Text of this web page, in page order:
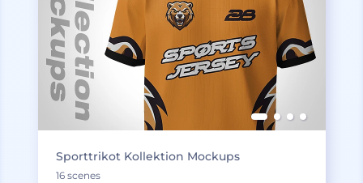
Sporttrikot Kollektion Mockups
16 scenes